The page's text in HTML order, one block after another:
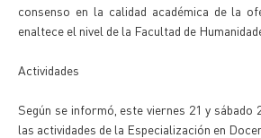
consenso en la calidad académica de la
enaltece el nivel de la Facultad de
Actividades
Según se informó, este viernes 21 y sábado
las actividades de la Especialización en